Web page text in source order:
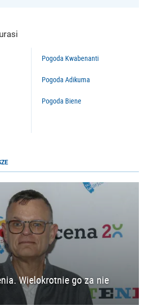
Pogoda Kwabenanti
Pogoda Adikuma
Pogoda Biene
Wielokrotnie go za nie